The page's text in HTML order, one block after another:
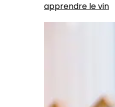
apprendre le vin